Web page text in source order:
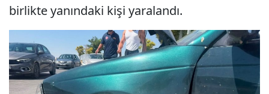
birlikte yanındaki kişi yaralandı.